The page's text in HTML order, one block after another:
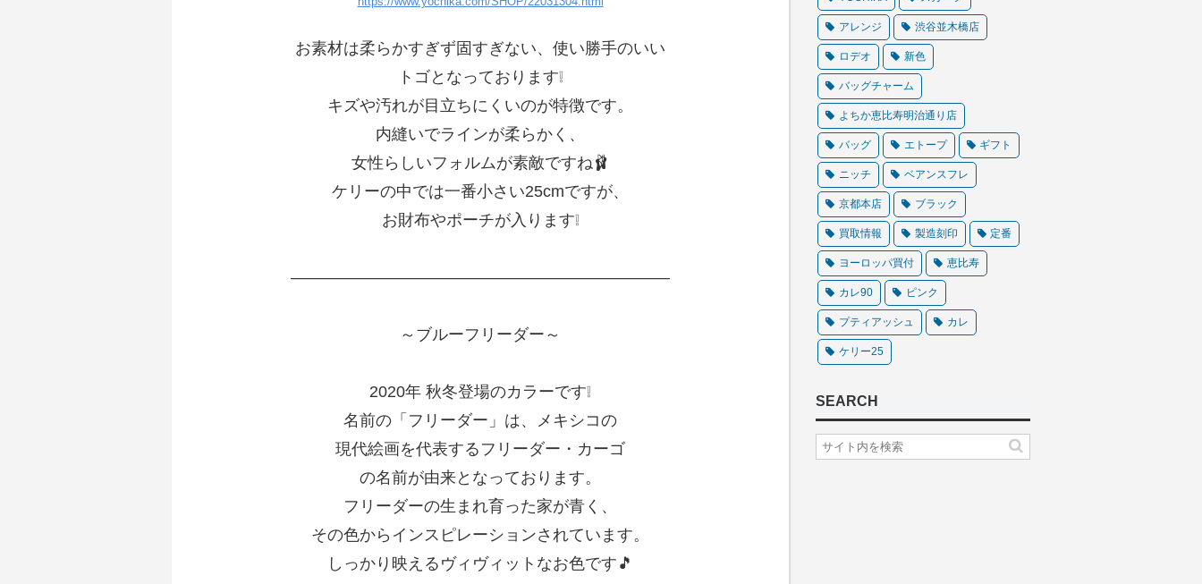
お素材は柔らかすぎず固すぎない、使い勝手のいい
トゴとなっております❕
キズや汚れが目立ちにくいのが特徴です。
内縫いでラインが柔らかく、
女性らしいフォルムが素敵ですね🩰
ケリーの中では一番小さい25cmですが、
お財布やポーチが入ります❕
———————————————————————–
～ブルーフリーダー～
2020年 秋冬登場のカラーです❕
名前の「フリーダー」は、メキシコの
現代絵画を代表するフリーダー・カーゴ
の名前が由来となっております。
フリーダーの生まれ育った家が青く、
その色からインスピレーションされています。
しっかり映えるヴィヴィットなお色です🎵
アレンジ 渋谷並木橋店
ロデオ 新色
バッグチャーム
よちか恵比寿明治通り店
バッグ エトープ ギフト
ニッチ ベアンスフレ
京都本店 ブラック
買取情報 製造刻印 定番
ヨーロッパ買付 恵比寿
カレ90 ピンク
プティアッシュ カレ
ケリー25
SEARCH